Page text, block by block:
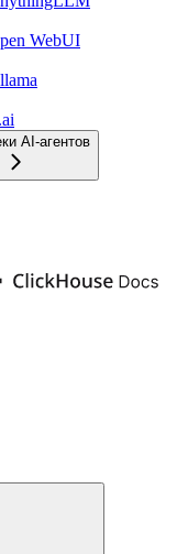
WebUI
AI-агентов